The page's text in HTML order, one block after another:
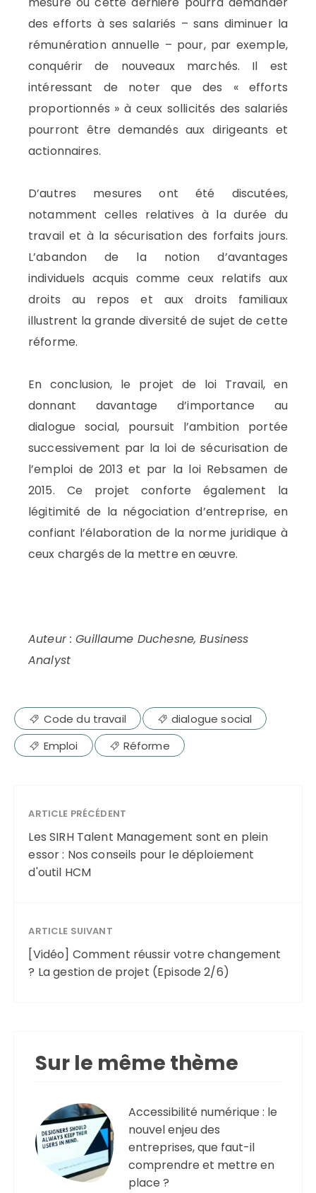
des efforts à ses salariés – sans diminuer la
rémunération annuelle – pour, par exemple,
conquérir de nouveaux marchés. Il est
intéressant de noter que des « efforts
proportionnés » à ceux sollicités des salariés
pourront être demandés aux dirigeants et
actionnaires.
D’autres mesures ont été discutées,
notamment celles relatives à la durée du
travail et à la sécurisation des forfaits jours.
L’abandon de la notion d’avantages
individuels acquis comme ceux relatifs aux
droits au repos et aux droits familiaux
illustrent la grande diversité de sujet de cette
réforme.
En conclusion, le projet de loi Travail, en
donnant davantage d’importance au
dialogue social, poursuit l’ambition portée
successivement par la loi de sécurisation de
l’emploi de 2013 et par la loi Rebsamen de
2015. Ce projet conforte également la
légitimité de la négociation d’entreprise, en
confiant l’élaboration de la norme juridique à
ceux chargés de la mettre en œuvre.
Auteur : Guillaume Duchesne, Business
Analyst
Code du travail
dialogue social
Emploi
Réforme
ARTICLE PRÉCÉDENT
Les SIRH Talent Management sont en plein
essor : Nos conseils pour le déploiement
d'outil HCM
ARTICLE SUIVANT
[Vidéo] Comment réussir votre changement
? La gestion de projet (Episode 2/6)
Sur le même thème
Accessibilité numérique : le
nouvel enjeu des
entreprises, que faut-il
comprendre et mettre en
place ?